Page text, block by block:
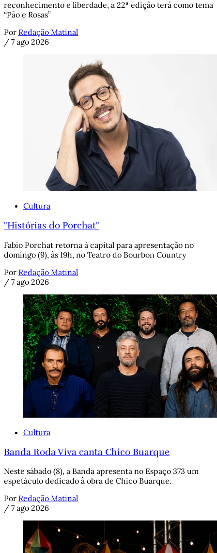
reconhecimento e liberdade, a 22ª edição terá como tema
“Pão e Rosas”
Por Redação Matinal
/ 7 ago 2026
Cultura
"Histórias do Porchat"
Fabio Porchat retorna à capital para apresentação no
domingo (9), às 19h, no Teatro do Bourbon Country
Por Redação Matinal
/ 7 ago 2026
Cultura
Banda Roda Viva canta Chico Buarque
Neste sábado (8), a Banda apresenta no Espaço 373 um
espetáculo dedicado à obra de Chico Buarque.
Por Redação Matinal
/ 7 ago 2026